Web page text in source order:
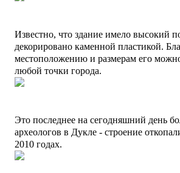
Известно, что здание имело высокий
декорировано каменной пластикой.
местоположению и размерам его
любой точки города.
Это последнее на сегодняшний день
археологов в Дукле - строение
2010 годах.